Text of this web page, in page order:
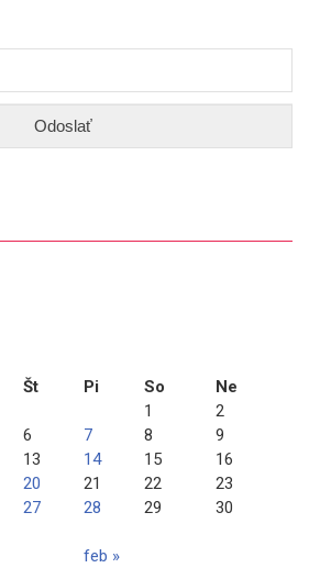
Št Pi So Ne
feb »
1
2
6 7 8
9
13 14 15
16
20 21 22
23
27 28 29
30